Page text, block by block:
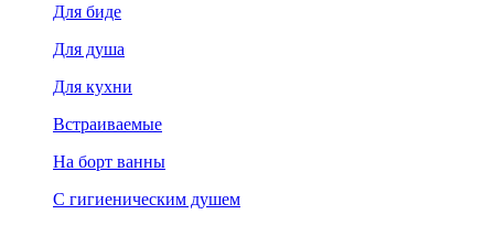
Для биде
Для душа
Для кухни
Встраиваемые
На борт ванны
C гигиеническим душем